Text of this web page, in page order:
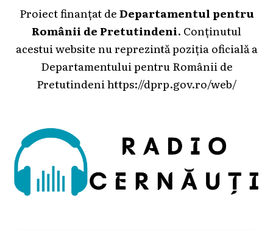
Proiect finanțat deDepartamentul pentru
Românii de Pretutindeni. Conținutul
acestui website nu reprezintă poziția oficială a
Departamentului pentru Românii de
Pretutindeni https://dprp.gov.ro/web/